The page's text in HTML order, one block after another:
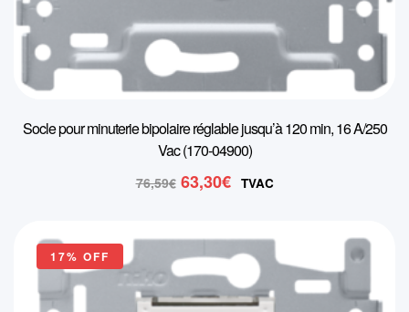
Socle pour minuterie bipolaire réglable jusqu’à 120 min, 16 A/250
Vac (170-04900)
76,59€ Le
était :
76,59€.
63,30€ Le
est :
63,30€.
TVAC
17% OFF